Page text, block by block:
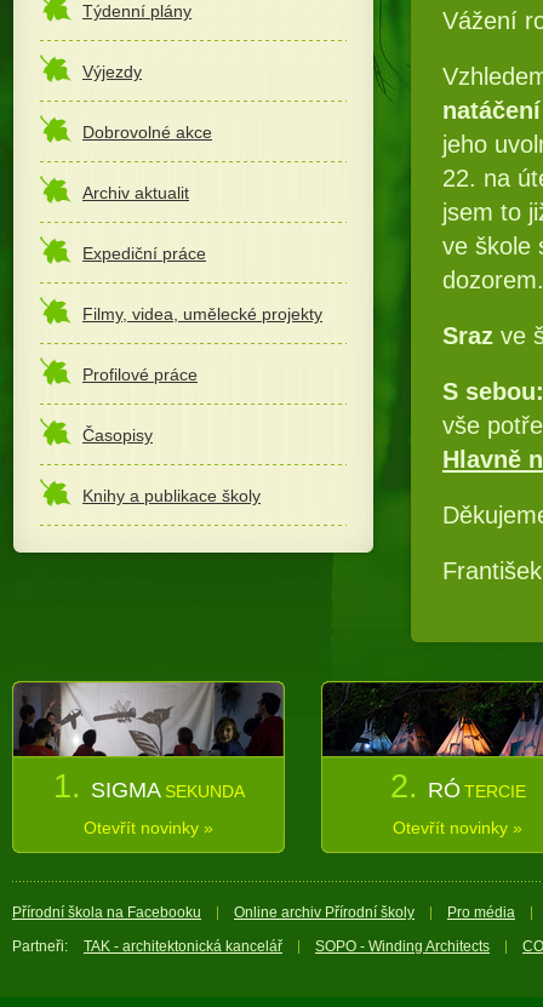
Týdenní plány
Výjezdy
Dobrovolné akce
Archiv aktualit
Expediční práce
Filmy, videa, umělecké projekty
Profilové práce
Časopisy
Knihy a publikace školy
Vážení
jeho
22. na
jsem to
ve škole
Sraz ve
S sebou:
vše
Hlavně
1. SIGMA SEKUNDA
Otevřít novinky »
2. RÓ TERCIE
Otevřít novinky »
Přírodní škola na Facebooku Online archiv Přírodní školy
Pro média
Partneři:
TAK - architektonická kancelář SOPO - Winding Architects